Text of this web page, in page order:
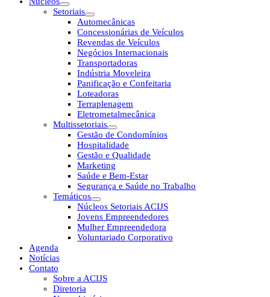
Setoriais
Automecânicas
Concessionárias de Veículos
Revendas de Veículos
Negócios Internacionais
Transportadoras
Indústria Moveleira
Panificação e Confeitaria
Loteadoras
Terraplenagem
Eletrometalmecânica
Multissetoriais
Gestão de Condomínios
Hospitalidade
Gestão e Qualidade
Marketing
Saúde e Bem-Estar
Segurança e Saúde no Trabalho
Temáticos
Núcleos Setoriais ACIJS
Jovens Empreendedores
Mulher Empreendedora
Voluntariado Corporativo
Agenda
Notícias
Contato
Sobre a ACIJS
Diretoria